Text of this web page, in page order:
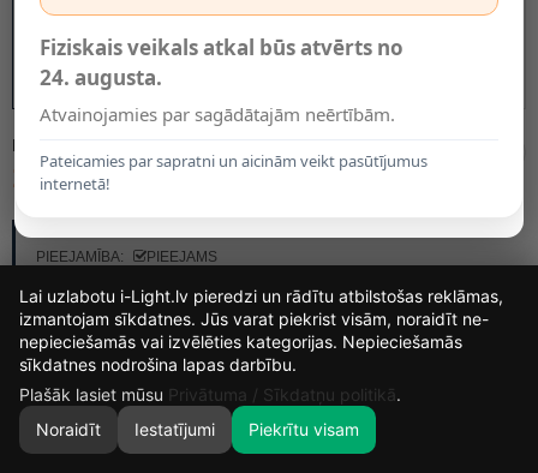
0
MODELIS:
13.55€
PIEEJAMĪBA:
PIEEJAMS
KRĀSA
Fiziskais veikals atkal būs atvērts no
24. augusta.
Atvainojamies par sagādātajām neērtībām.
Pateicamies par sapratni un aicinām veikt pasūtījumus
internetā!
14
DIENAS
18
STUNDAS
17
MIN.
49
Lai uzlabotu i-Light.lv pieredzi un rādītu atbilstošas reklāmas,
izmantojam sīkdatnes. Jūs varat piekrist visām, noraidīt ne-
nepieciešamās vai izvēlēties kategorijas. Nepieciešamās
sīkdatnes nodrošina lapas darbību.
Plašāk lasiet mūsu Privātuma / Sīkdatņu politikā.
Noraidīt
Iestatījumi Piekrītu visam